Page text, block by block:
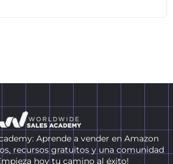
Aprende a vender en Amazon
recursos gratuitos y una comunidad
hoy tu camino al éxito!